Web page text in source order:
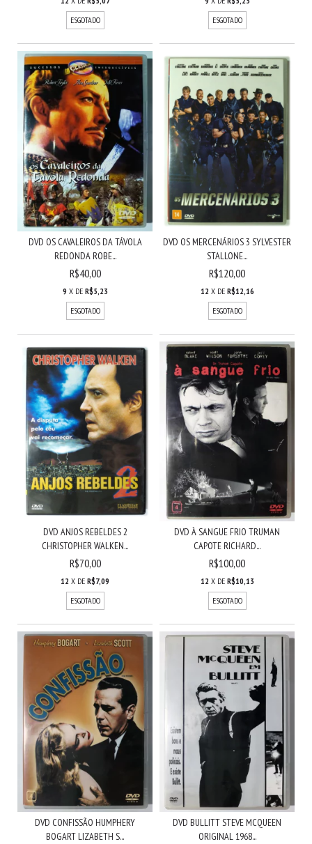
ESGOTADO
ESGOTADO
DVD OS CAVALEIROS DA TÁVOLA
REDONDA ROBE...
R$40,00
9 X DE R$5,23
ESGOTADO
DVD OS MERCENÁRIOS 3 SYLVESTER
STALLONE...
R$120,00
12 X DE R$12,16
ESGOTADO
DVD ANJOS REBELDES 2
CHRISTOPHER WALKEN...
R$70,00
12 X DE R$7,09
ESGOTADO
DVD À SANGUE FRIO TRUMAN
CAPOTE RICHARD...
R$100,00
12 X DE R$10,13
ESGOTADO
DVD CONFISSÃO HUMPHERY
BOGART LIZABETH S...
DVD BULLITT STEVE MCQUEEN
ORIGINAL 1968...